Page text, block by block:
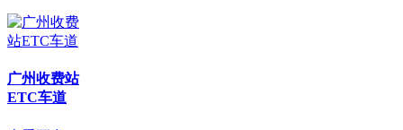
广州收费站
ETC车道